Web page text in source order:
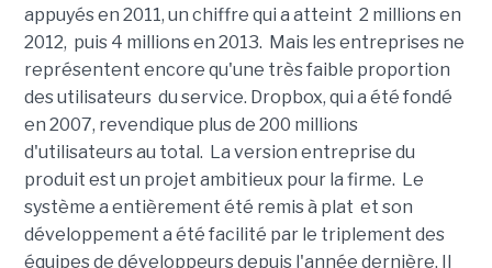
appuyés en 2011, un chiffre qui a atteint 2 millions en
2012, puis 4 millions en 2013. Mais les entreprises ne
représentent encore qu'une très faible proportion
des utilisateurs du service. Dropbox, qui a été fondé
en 2007, revendique plus de 200 millions
d'utilisateurs au total. La version entreprise du
produit est un projet ambitieux pour la firme. Le
système a entièrement été remis à plat et son
développement a été facilité par le triplement des
équipes de développeurs depuis l'année dernière. Il